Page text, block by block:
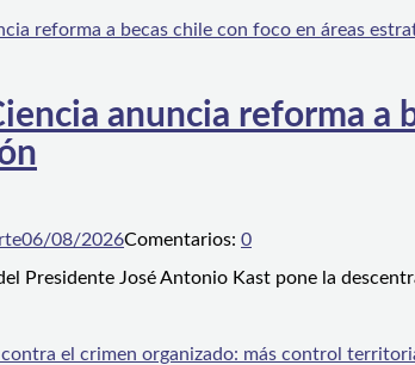
anuncia reforma a
06/08/2026Comentarios: 0
Presidente José Antonio Kast pone la